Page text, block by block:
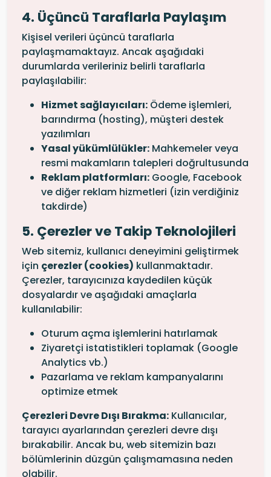
4. Üçüncü Taraflarla Paylaşım
Kişisel verileri üçüncü taraflarla
paylaşmamaktayız. Ancak aşağıdaki
durumlarda verileriniz belirli taraflarla
paylaşılabilir:
Hizmet sağlayıcıları: Ödeme işlemleri,
barındırma (hosting), müşteri destek
yazılımları
Yasal yükümlülükler: Mahkemeler veya
resmi makamların talepleri doğrultusunda
Reklam platformları: Google, Facebook
ve diğer reklam hizmetleri (izin verdiğiniz
takdirde)
5. Çerezler ve Takip Teknolojileri
Web sitemiz, kullanıcı deneyimini geliştirmek
için çerezler (cookies) kullanmaktadır.
Çerezler, tarayıcınıza kaydedilen küçük
dosyalardır ve aşağıdaki amaçlarla
kullanılabilir:
Oturum açma işlemlerini hatırlamak
Ziyaretçi istatistikleri toplamak (Google
Analytics vb.)
Pazarlama ve reklam kampanyalarını
optimize etmek
Çerezleri Devre Dışı Bırakma: Kullanıcılar,
tarayıcı ayarlarından çerezleri devre dışı
bırakabilir. Ancak bu, web sitemizin bazı
bölümlerinin düzgün çalışmamasına neden
olabilir.